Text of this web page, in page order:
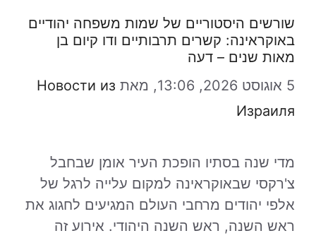
שורשים היסטוריים של שמות משפחה יהודיים
באוקראינה: קשרים תרבותיים ודו קיום בן
מאות שנים – דעה
5 אוגוסט 2026, 13:06,
מאת Новости из
Израиля
מדי שנה בסתיו הופכת העיר אומן שבחבל
צ'רקסי שבאוקראינה למקום עלייה לרגל של
אלפי יהודים מרחבי העולם המגיעים לחגוג את
ראש השנה, ראש השנה היהודי. אירוע זה